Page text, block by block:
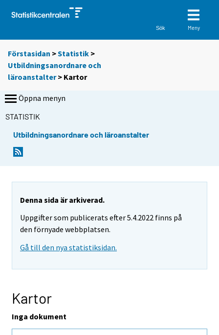
Sök Meny
Förstasidan >Statistik >
Utbildningsanordnare och
läroanstalter> Kartor
Öppna menyn
STATISTIK
Utbildningsanordnare och läroanstalter
Denna sida är arkiverad.
Uppgifter som publicerats efter 5.4.2022 finns på
den förnyade webbplatsen.
Gå till den nya statistiksidan.
Kartor
Inga dokument